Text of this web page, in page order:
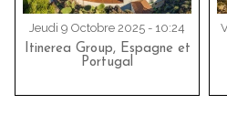
Jeudi 9 Octobre 2025 - 10:24
Itinerea Group, Espagne et
Portugal